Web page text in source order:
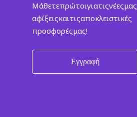
Μάθετε πρώτοι για τις νέες μας
αφίξεις και τις αποκλειστικές
προσφορές μας!
Εγγραφή